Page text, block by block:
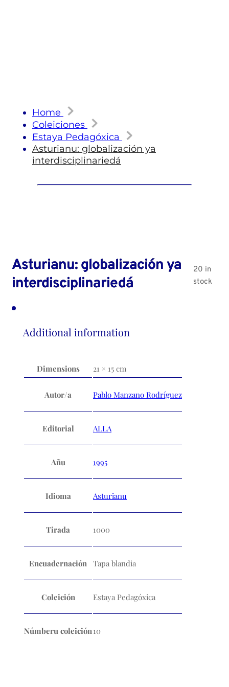
Home
Coleiciones
Estaya Pedagóxica
Asturianu: globalización ya
interdisciplinariedá
Asturianu: globalización ya
interdisciplinariedá
20 in
stock
Additional information
Dimensions 21 × 15 cm
Autor/a Pablo Manzano Rodríguez
Editorial ALLA
Añu 1995
Idioma Asturianu
Tirada 1000
Encuadernación Tapa blandia
Coleición Estaya Pedagóxica
Númberu coleición10